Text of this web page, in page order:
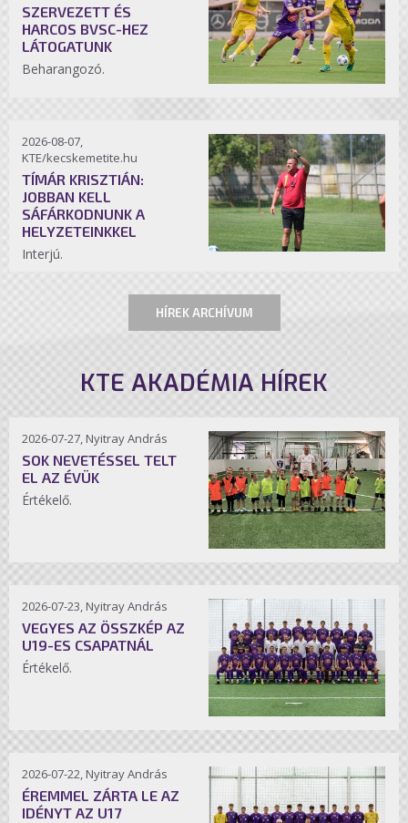
SZERVEZETT ÉS
HARCOS BVSC-HEZ
LÁTOGATUNK
Beharangozó.
2026-08-07,
KTE/kecskemetite.hu
TÍMÁR KRISZTIÁN:
JOBBAN KELL
SÁFÁRKODNUNK A
HELYZETEINKKEL
Interjú.
HÍREK ARCHÍVUM
KTE AKADÉMIA HÍREK
2026-07-27, Nyitray András
SOK NEVETÉSSEL TELT
EL AZ ÉVÜK
Értékelő.
2026-07-23, Nyitray András
VEGYES AZ ÖSSZKÉP AZ
U19-ES CSAPATNÁL
Értékelő.
2026-07-22, Nyitray András
ÉREMMEL ZÁRTA LE AZ
IDÉNYT AZ U17